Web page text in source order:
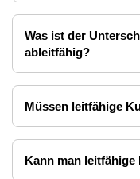
Was ist der
ableitfähig?
Müssen leitfähige
Kann man leitfähige